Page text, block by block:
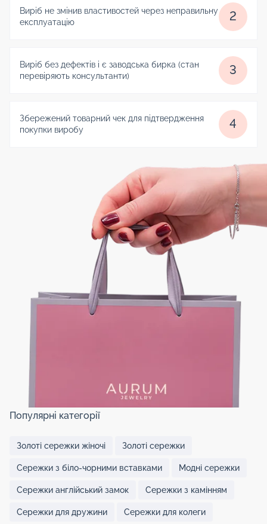
Виріб не змінив властивостей через неправильну
експлуатацію
2
Виріб без дефектів і є заводська бирка (стан
перевіряють консультанти)
3
Збережений товарний чек для підтвердження
покупки виробу
4
Популярні категорії
Золоті сережки жіночі Золоті сережки
Сережки з біло-чорними вставками Модні сережки
Сережки англійський замок Сережки з камінням
Сережки для дружини Сережки для колеги